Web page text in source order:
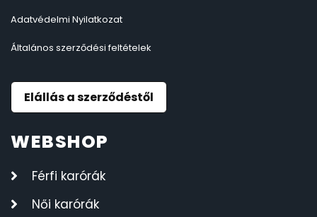
Adatvédelmi Nyilatkozat
Általános szerződési feltételek
Elállás a szerződéstől
WEBSHOP
Férfi karórák
Női karórák